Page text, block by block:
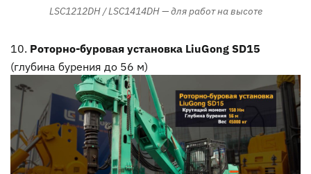
LSC1212DH / LSC1414DH — для работ на высоте
Роторно-буровая установка LiuGong SD15
(глубина бурения до 56 м)